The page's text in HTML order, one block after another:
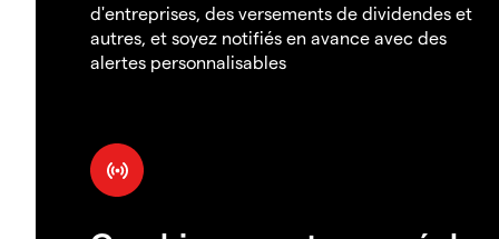
d'entreprises, des versements de dividendes et
autres, et soyez notifiés en avance avec des
alertes personnalisables